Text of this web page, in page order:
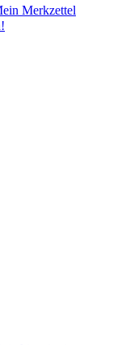
Merkzettel